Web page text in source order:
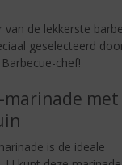
van de lekkerste
geselecteerd
chef!
is de ideale